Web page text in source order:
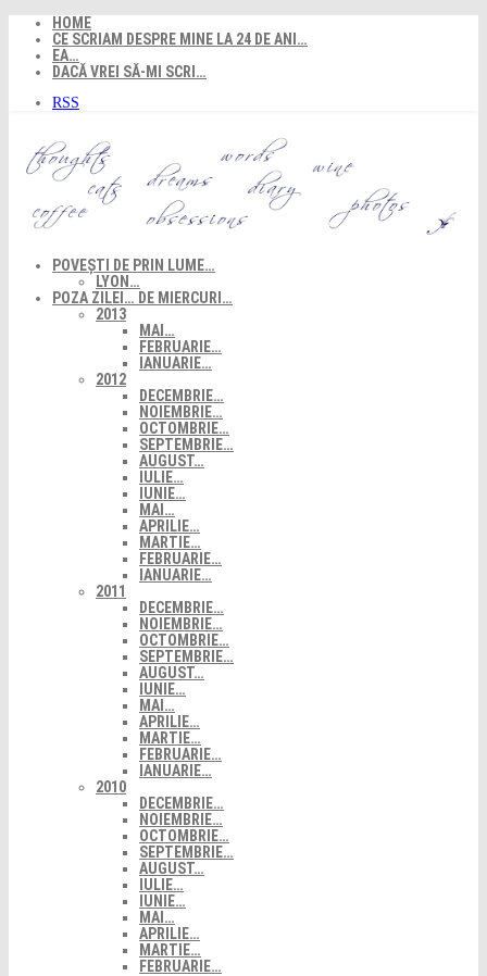
content
HOME
CE SCRIAM DESPRE MINE LA 24 DE ANI…
EA…
DACĂ VREI SĂ-MI SCRI…
RSS
POVEȘTI DE PRIN LUME…
LYON…
POZA ZILEI… DE MIERCURI…
2013
MAI…
FEBRUARIE…
IANUARIE…
2012
DECEMBRIE…
NOIEMBRIE…
OCTOMBRIE…
SEPTEMBRIE…
AUGUST…
IULIE…
IUNIE…
MAI…
APRILIE…
MARTIE…
FEBRUARIE…
IANUARIE…
2011
DECEMBRIE…
NOIEMBRIE…
OCTOMBRIE…
SEPTEMBRIE…
AUGUST…
IUNIE…
MAI…
APRILIE…
MARTIE…
FEBRUARIE…
IANUARIE…
2010
DECEMBRIE…
NOIEMBRIE…
OCTOMBRIE…
SEPTEMBRIE…
AUGUST…
IULIE…
IUNIE…
MAI…
APRILIE…
MARTIE…
FEBRUARIE…